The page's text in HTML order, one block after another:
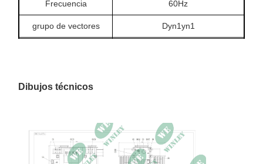
Frecuencia 60Hz
grupo de vectores Dyn1yn1
enfriamiento
temperatura
65K
Dibujos técnicos